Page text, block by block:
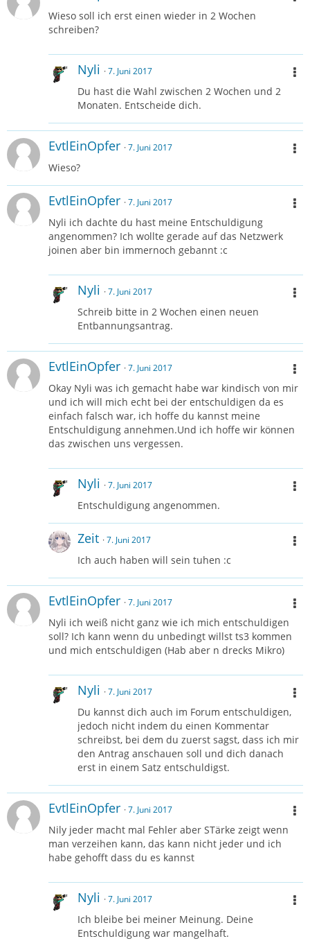
Wieso soll ich erst einen wieder in 2 Wochen
schreiben?
Nyli 7. Juni 2017
Du hast die Wahl zwischen 2 Wochen und 2
Monaten. Entscheide dich.
EvtlEinOpfer 7. Juni 2017
Wieso?
EvtlEinOpfer 7. Juni 2017
Nyli ich dachte du hast meine Entschuldigung
angenommen? Ich wollte gerade auf das Netzwerk
joinen aber bin immernoch gebannt :c
Nyli 7. Juni 2017
Schreib bitte in 2 Wochen einen neuen
Entbannungsantrag.
EvtlEinOpfer 7. Juni 2017
Okay Nyli was ich gemacht habe war kindisch von mir
und ich will mich echt bei der entschuldigen da es
einfach falsch war, ich hoffe du kannst meine
Entschuldigung annehmen.Und ich hoffe wir können
das zwischen uns vergessen.
Nyli 7. Juni 2017
Entschuldigung angenommen.
Zeit 7. Juni 2017
Ich auch haben will sein tuhen :c
EvtlEinOpfer 7. Juni 2017
Nyli ich weiß nicht ganz wie ich mich entschuldigen
soll? Ich kann wenn du unbedingt willst ts3 kommen
und mich entschuldigen (Hab aber n drecks Mikro)
Nyli 7. Juni 2017
Du kannst dich auch im Forum entschuldigen,
jedoch nicht indem du einen Kommentar
schreibst, bei dem du zuerst sagst, dass ich mir
den Antrag anschauen soll und dich danach
erst in einem Satz entschuldigst.
EvtlEinOpfer 7. Juni 2017
Nily jeder macht mal Fehler aber STärke zeigt wenn
man verzeihen kann, das kann nicht jeder und ich
habe gehofft dass du es kannst
Nyli 7. Juni 2017
Ich bleibe bei meiner Meinung. Deine
Entschuldigung war mangelhaft.